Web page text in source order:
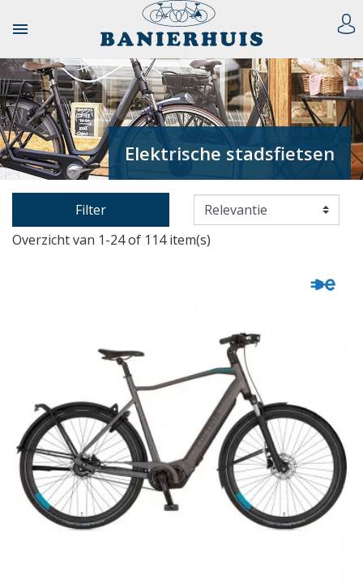

Elektrische stadsfietsen
Filter
Overzicht van 1-24 of 114 item(s)